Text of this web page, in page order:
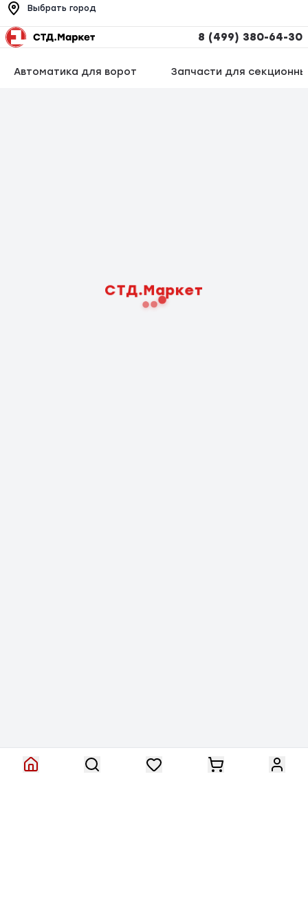
Выбрать город
8 (499) 380-64-30
Автоматика для ворот Запчасти для
СТД.Маркет